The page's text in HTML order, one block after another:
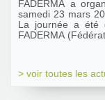
FADERMA a
samedi 23 mars
La journée a été
> voir toutes les